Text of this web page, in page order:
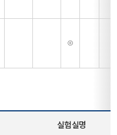
⊙
실험실명